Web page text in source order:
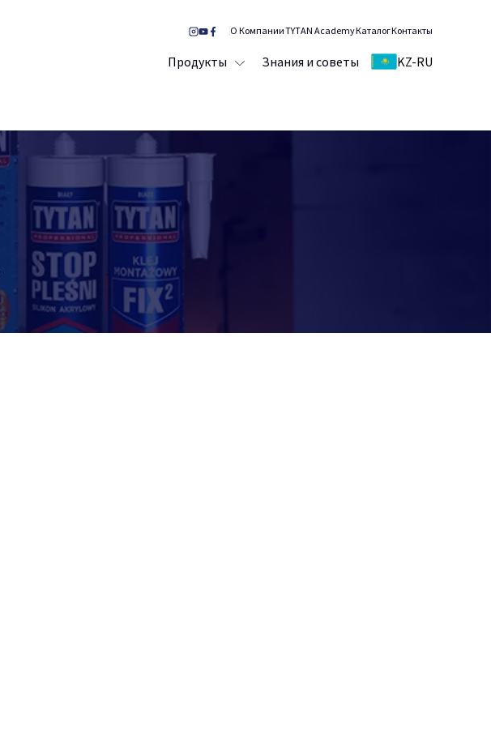
Продукты Знания и советы KZ-RU
О КомпанииTYTAN AcademyКаталогКонтакты